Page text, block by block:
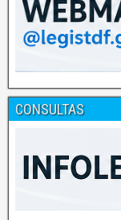
CONSULTAS